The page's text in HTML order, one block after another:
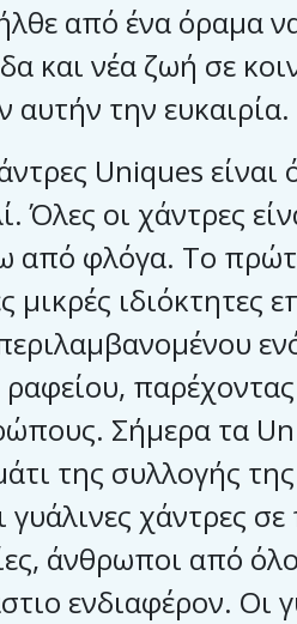
από ένα όραμα
και νέα ζωή σε
αυτήν την ευκαιρία.
Uniques
Όλες οι χάντρες
από φλόγα. Το πρώτο
μικρές ιδιόκτητες
ραφείου,
Σήμερα τα
της συλλογής
γυάλινες χάντρες
άνθρωποι από
ενδιαφέρον. Οι